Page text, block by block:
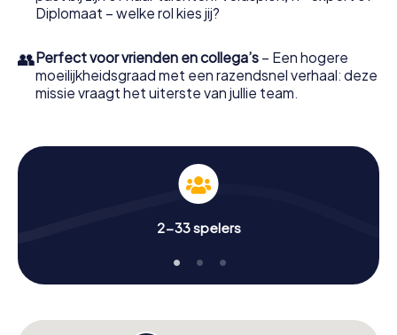
Diplomaat – welke rol kies jij?
👥Perfect voor vrienden en collega’s – Een hogere
moeilijkheidsgraad met een razendsnel verhaal: deze
missie vraagt het uiterste van jullie team.
2-33 spelers